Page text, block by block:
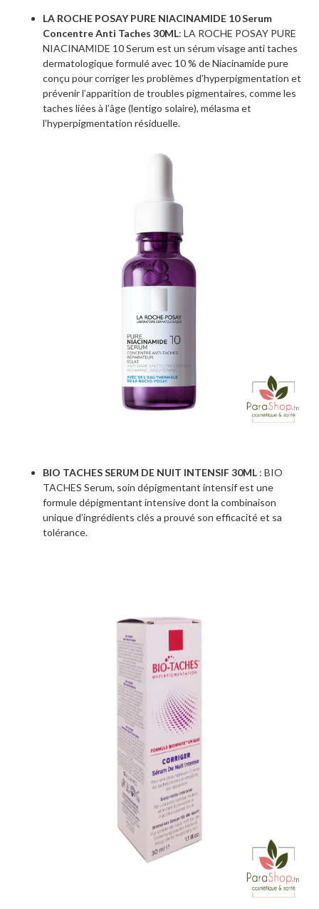
LA ROCHE POSAY PURE NIACINAMIDE 10 Serum
Concentre Anti Taches 30ML: LA ROCHE POSAY PURE
NIACINAMIDE 10 Serum est un sérum visage anti taches
dermatologique formulé avec 10 % de Niacinamide pure
conçu pour corriger les problèmes d’hyperpigmentation et
prévenir l’apparition de troubles pigmentaires, comme les
taches liées à l’âge (lentigo solaire), mélasma et
l’hyperpigmentation résiduelle.
BIO TACHES SERUM DE NUIT INTENSIF 30ML : BIO
TACHES Serum, soin dépigmentant intensif est une
formule dépigmentant intensive dont la combinaison
unique d’ingrédients clés a prouvé son efficacité et sa
tolérance.